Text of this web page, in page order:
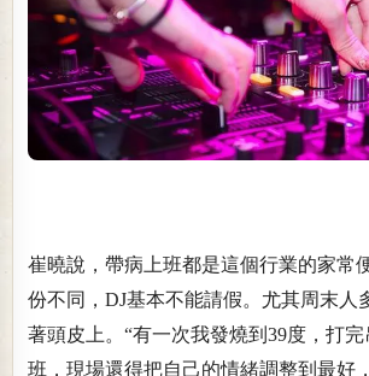
崔曉說，帶病上班都是這個行業的家常
份不同，DJ基本不能請假。尤其周末人
著頭皮上。“有一次我發燒到39度，打
班，現場還得把自己的情緒調整到最好